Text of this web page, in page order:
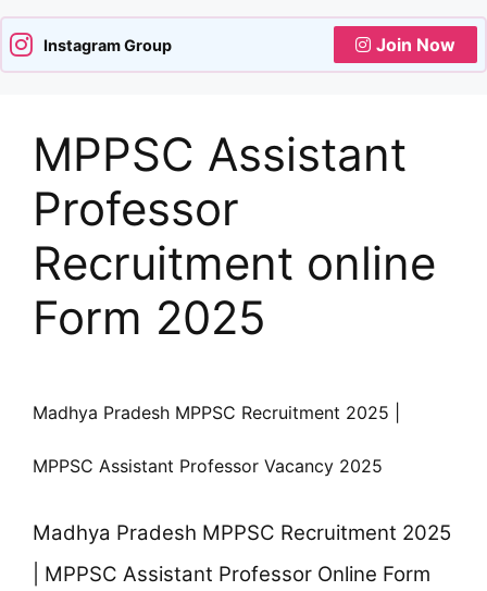
Instagram Group Join Now
MPPSC Assistant
Professor
Recruitment online
Form 2025
Madhya Pradesh MPPSC Recruitment 2025 |
MPPSC Assistant Professor Vacancy 2025
Madhya Pradesh MPPSC Recruitment 2025
| MPPSC Assistant Professor Online Form